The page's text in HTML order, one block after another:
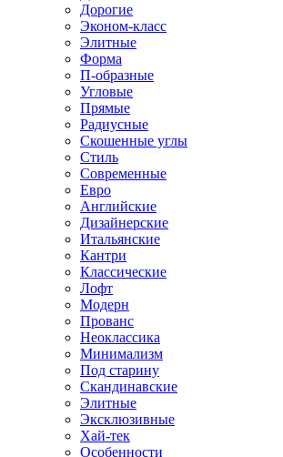
Дорогие
Эконом-класс
Элитные
Форма
П-образные
Угловые
Прямые
Радиусные
Скошенные углы
Стиль
Современные
Евро
Английские
Дизайнерские
Итальянские
Кантри
Классические
Лофт
Модерн
Прованс
Неоклассика
Минимализм
Под старину
Скандинавские
Элитные
Эксклюзивные
Хай-тек
Особенности